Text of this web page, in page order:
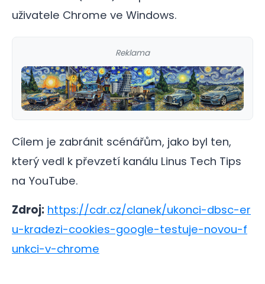
uživatele Chrome ve Windows.
Reklama
Cílem je zabránit scénářům, jako byl ten,
který vedl k převzetí kanálu Linus Tech Tips
na YouTube.
Zdroj: https://cdr.cz/clanek/ukonci-dbsc-er
u-kradezi-cookies-google-testuje-novou-f
unkci-v-chrome